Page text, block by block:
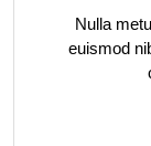
Nulla
euismod